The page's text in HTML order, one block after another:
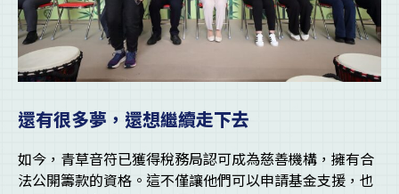
還有很多夢，還想繼續走下去
如今，青草音符已獲得稅務局認可成為慈善機構，擁有合
法公開籌款的資格。這不僅讓他們可以申請基金支援，也